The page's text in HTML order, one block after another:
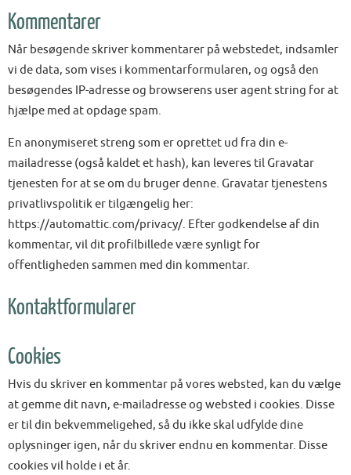
Kommentarer
Når besøgende skriver kommentarer på webstedet, indsamler
vi de data, som vises i kommentarformularen, og også den
besøgendes IP-adresse og browserens user agent string for at
hjælpe med at opdage spam.
En anonymiseret streng som er oprettet ud fra din e-
mailadresse (også kaldet et hash), kan leveres til Gravatar
tjenesten for at se om du bruger denne. Gravatar tjenestens
privatlivspolitik er tilgængelig her:
https://automattic.com/privacy/. Efter godkendelse af din
kommentar, vil dit profilbillede være synligt for
offentligheden sammen med din kommentar.
Kontaktformularer
Cookies
Hvis du skriver en kommentar på vores websted, kan du vælge
at gemme dit navn, e-mailadresse og websted i cookies. Disse
er til din bekvemmeligehed, så du ikke skal udfylde dine
oplysninger igen, når du skriver endnu en kommentar. Disse
cookies vil holde i et år.